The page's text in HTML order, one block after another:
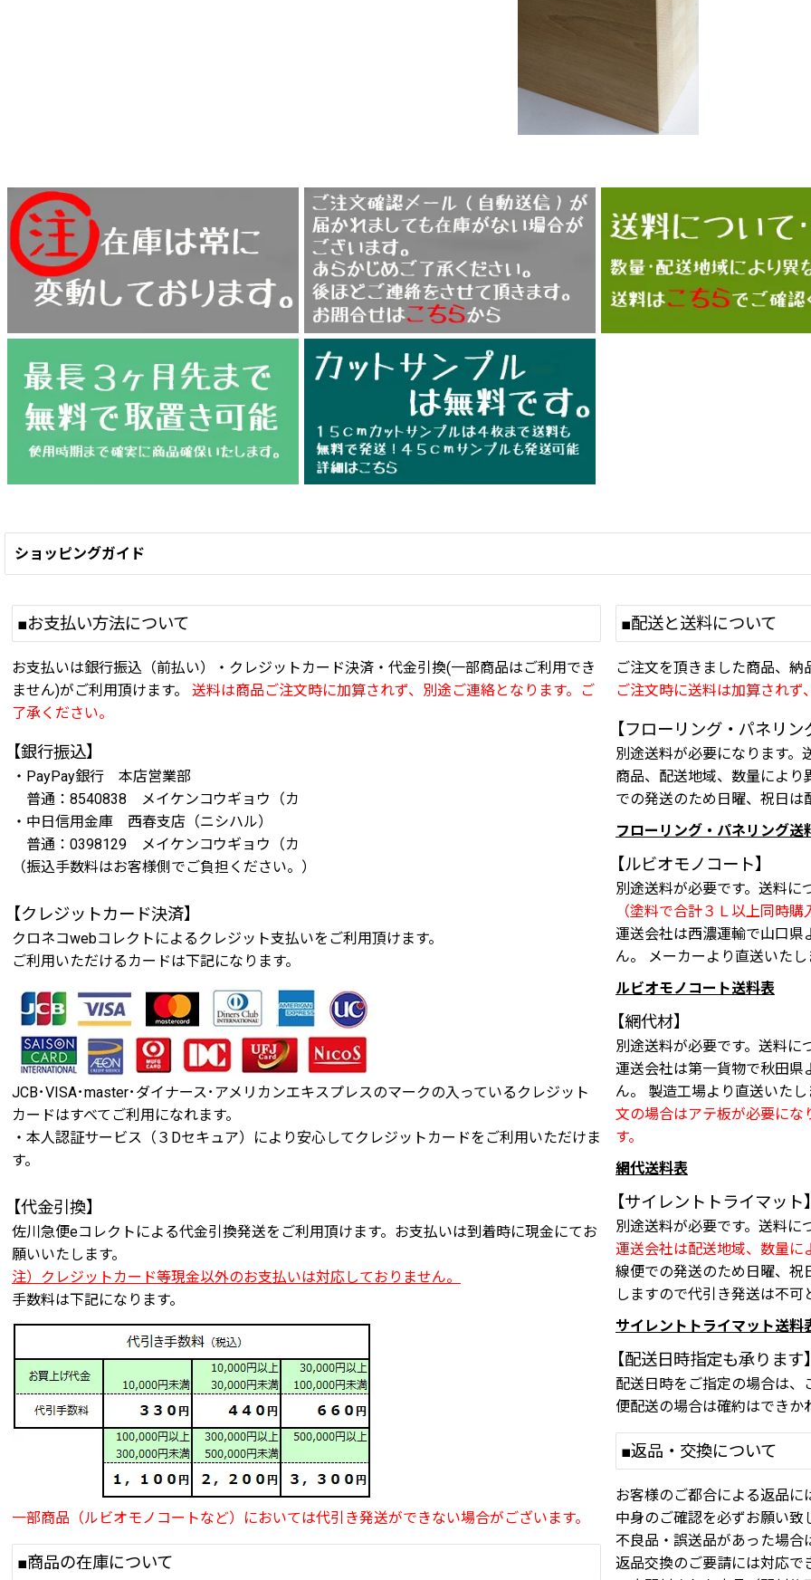
ショッピングガイド
■お支払い方法について
お支払いは銀行振込（前払い）・クレジットカード決済・代金引換(一部商品はご利用でき
ません)がご利用頂けます。 送料は商品ご注文時に加算されず、別途ご連絡となります。ご
了承ください。
【銀行振込】
・PayPay銀行 本店営業部
普通：8540838 メイケンコウギョウ（カ
・中日信用金庫 西春支店（ニシハル）
普通：0398129 メイケンコウギョウ（カ
（振込手数料はお客様側でご負担ください。）
【クレジットカード決済】
クロネコwebコレクトによるクレジット支払いをご利用頂けます。
ご利用いただけるカードは下記になります。
JCB･VISA･master･ダイナース･アメリカンエキスプレスのマークの入っているクレジット
カードはすべてご利用になれます。
・本人認証サービス（３Dセキュア）により安心してクレジットカードをご利用いただけま
す。
【代金引換】
佐川急便eコレクトによる代金引換発送をご利用頂けます。お支払いは到着時に現金にてお
願いいたします。
注）クレジットカード等現金以外のお支払いは対応しておりません。
手数料は下記になります。
一部商品（ルビオモノコートなど）においては代引き発送ができない場合がございます。
■商品の在庫について
■配送と送料について
ご注文を頂きました商品、納
ご注文時に送料は加算されず
【フローリング・パネリン
別途送料が必要になります。
商品、配送地域、数量により
での発送のため日曜、祝日は
フローリング・パネリング送
【ルビオモノコート】
別途送料が必要です。送料に
（塗料で合計３Ｌ以上同時購
運送会社は西濃運輸で山口県
ん。 メーカーより直送いたし
ルビオモノコート送料表
【網代材】
別途送料が必要です。送料に
運送会社は第一貨物で秋田県
ん。 製造工場より直送いたし
文の場合はアテ板が必要にな
す。
網代送料表
【サイレントトライマット】
別途送料が必要です。送料に
運送会社は配送地域、数量に
線便での発送のため日曜、祝
しますので代引き発送は不可
サイレントトライマット送料
【配送日時指定も承ります】
配送日時をご指定の場合は
便配送の場合は確約はできか
■返品・交換について
お客様のご都合による返品に
中身のご確認を必ずお願い致
不良品・誤送品があった場合
返品交換のご要請には対応で